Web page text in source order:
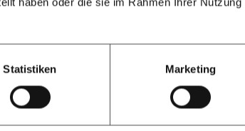
Statistiken Marketing